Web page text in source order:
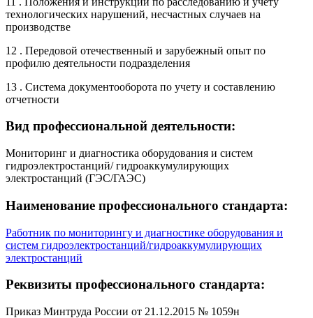
технологических нарушений, несчастных случаев на
производстве
12 . Передовой отечественный и зарубежный опыт по
профилю деятельности подразделения
13 . Система документооборота по учету и составлению
отчетности
Вид профессиональной деятельности:
Мониторинг и диагностика оборудования и систем
гидроэлектростанций/ гидроаккумулирующих
электростанций (ГЭС/ГАЭС)
Наименование профессионального стандарта:
Работник по мониторингу и диагностике оборудования и
систем гидроэлектростанций/гидроаккумулирующих
электростанций
Реквизиты профессионального стандарта:
Приказ Минтруда России от 21.12.2015 № 1059н